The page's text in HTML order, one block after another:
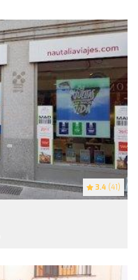
3.4 (41)